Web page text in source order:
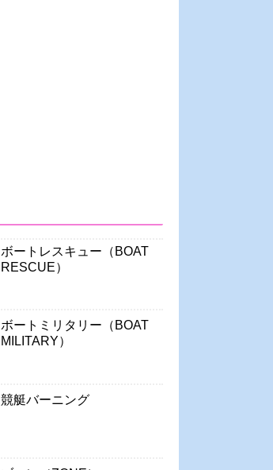
ボートレスキュー（BOAT
RESCUE）
ボートミリタリー（BOAT
MILITARY）
競艇バーニング